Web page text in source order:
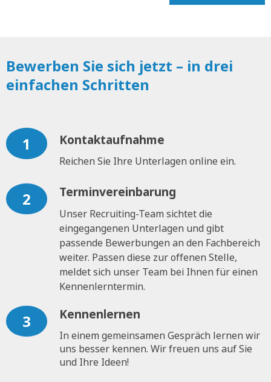
Bewerben Sie sich jetzt – in drei
einfachen Schritten
1 Kontaktaufnahme
Reichen Sie Ihre Unterlagen online ein.
2 Terminvereinbarung
Unser Recruiting-Team sichtet die
eingegangenen Unterlagen und gibt
passende Bewerbungen an den Fachbereich
weiter. Passen diese zur offenen Stelle,
meldet sich unser Team bei Ihnen für einen
Kennenlerntermin.
3 Kennenlernen
In einem gemeinsamen Gespräch lernen wir
uns besser kennen. Wir freuen uns auf Sie
und Ihre Ideen!